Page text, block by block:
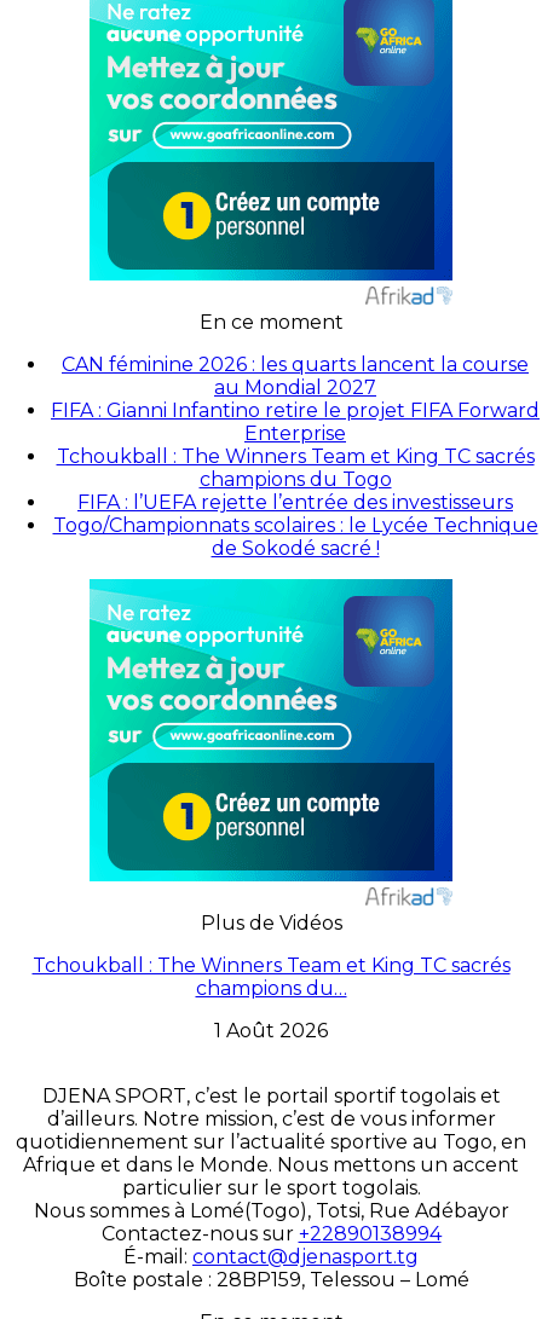
En ce moment
CAN féminine 2026 : les quarts lancent la course
au Mondial 2027
FIFA : Gianni Infantino retire le projet FIFA Forward
Enterprise
Tchoukball : The Winners Team et King TC sacrés
champions du Togo
FIFA : l’UEFA rejette l’entrée des investisseurs
Togo/Championnats scolaires : le Lycée Technique
de Sokodé sacré !
Plus de Vidéos
Tchoukball : The Winners Team et King TC sacrés
champions du…
1 Août 2026
DJENA SPORT, c’est le portail sportif togolais et
d’ailleurs. Notre mission, c’est de vous informer
quotidiennement sur l’actualité sportive au Togo, en
Afrique et dans le Monde. Nous mettons un accent
particulier sur le sport togolais.
Nous sommes à Lomé(Togo), Totsi, Rue Adébayor
Contactez-nous sur +22890138994
É-mail: contact@djenasport.tg
Boîte postale : 28BP159, Telessou – Lomé